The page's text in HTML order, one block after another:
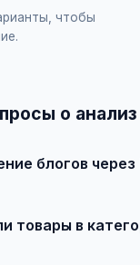
чтобы
о
блогов
товары в